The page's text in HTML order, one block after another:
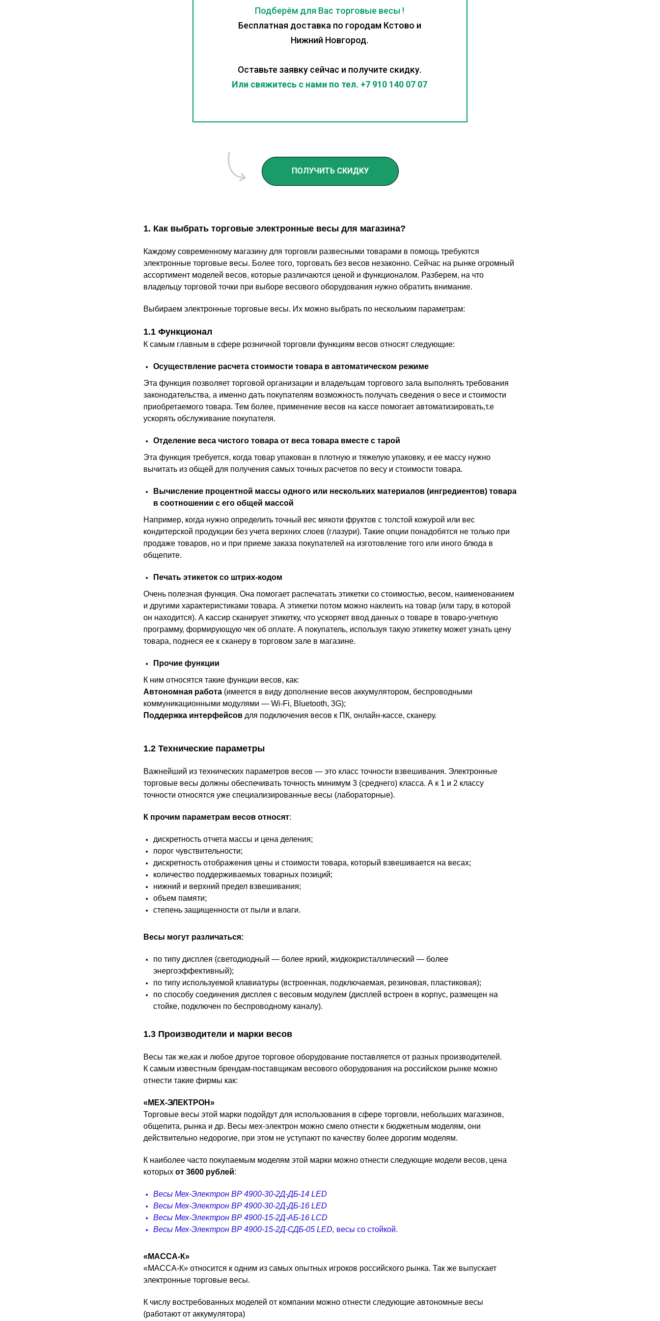
Подберём для Вас торговые весы !
Бесплатная доставка по городам Кстово и
Нижний Новгород.
Оставьте заявку сейчас и получите скидку.
Или свяжитесь с нами по тел. +7 910 140 07 07
ПОЛУЧИТЬ СКИДКУ
1. Как выбрать торговые электронные весы для магазина?
Каждому современному магазину для торговли развесными товарами в помощь требуются
электронные торговые весы. Более того, торговать без весов незаконно. Сейчас на рынке огромный
ассортимент моделей весов, которые различаются ценой и функционалом. Разберем, на что
владельцу торговой точки при выборе весового оборудования нужно обратить внимание.
Выбираем электронные торговые весы. Их можно выбрать по нескольким параметрам:
1.1 Функционал
К самым главным в сфере розничной торговли функциям весов относят следующие:
Осуществление расчета стоимости товара в автоматическом режиме
Эта функция позволяет торговой организации и владельцам торгового зала выполнять требования
законодательства, а именно дать покупателям возможность получать сведения о весе и стоимости
приобретаемого товара. Тем более, применение весов на кассе помогает автоматизировать,т.е
ускорять обслуживание покупателя.
Отделение веса чистого товара от веса товара вместе с тарой
Эта функция требуется, когда товар упакован в плотную и тяжелую упаковку, и ее массу нужно
вычитать из общей для получения самых точных расчетов по весу и стоимости товара.
Вычисление процентной массы одного или нескольких материалов (ингредиентов) товара
в соотношении с его общей массой
Например, когда нужно определить точный вес мякоти фруктов с толстой кожурой или вес
кондитерской продукции без учета верхних слоев (глазури). Такие опции понадобятся не только при
продаже товаров, но и при приеме заказа покупателей на изготовление того или иного блюда в
общепите.
Печать этикеток со штрих-кодом
Очень полезная функция. Она помогает распечатать этикетки со стоимостью, весом, наименованием
и другими характеристиками товара. А этикетки потом можно наклеить на товар (или тару, в которой
он находится). А кассир сканирует этикетку, что ускоряет ввод данных о товаре в товаро-учетную
программу, формирующую чек об оплате. А покупатель, используя такую этикетку может узнать цену
товара, поднеся ее к сканеру в торговом зале в магазине.
Прочие функции
К ним относятся такие функции весов, как:
Автономная работа (имеется в виду дополнение весов аккумулятором, беспроводными
коммуникационными модулями — Wi-Fi, Bluetooth, 3G);
Поддержка интерфейсов для подключения весов к ПК, онлайн-кассе, сканеру.
1.2 Технические параметры
Важнейший из технических параметров весов — это класс точности взвешивания. Электронные
торговые весы должны обеспечивать точность минимум 3 (среднего) класса. А к 1 и 2 классу
точности относятся уже специализированные весы (лабораторные).
К прочим параметрам весов относят:
дискретность отчета массы и цена деления;
порог чувствительности;
дискретность отображения цены и стоимости товара, который взвешивается на весах;
количество поддерживаемых товарных позиций;
нижний и верхний предел взвешивания;
объем памяти;
степень защищенности от пыли и влаги.
Весы могут различаться:
по типу дисплея (светодиодный — более яркий, жидкокристаллический — более
энергоэффективный);
по типу используемой клавиатуры (встроенная, подключаемая, резиновая, пластиковая);
по способу соединения дисплея с весовым модулем (дисплей встроен в корпус, размещен на
стойке, подключен по беспроводному каналу).
1.3 Производители и марки весов
Весы так же,как и любое другое торговое оборудование поставляется от разных производителей.
К самым известным брендам-поставщикам весового оборудования на российском рынке можно
отнести такие фирмы как:
«МЕХ-ЭЛЕКТРОН»
Торговые весы этой марки подойдут для использования в сфере торговли, небольших магазинов,
общепита, рынка и др. Весы мех-электрон можно смело отнести к бюджетным моделям, они
действительно недорогие, при этом не уступают по качеству более дорогим моделям.
К наиболее часто покупаемым моделям этой марки можно отнести следующие модели весов, цена
которых от 3600 рублей:
Весы Мех-Электрон ВР 4900-30-2Д-ДБ-14 LED
Весы Мех-Электрон ВР 4900-30-2Д-ДБ-16 LED
Весы Мех-Электрон ВР 4900-15-2Д-АБ-16 LCD
Весы Мех-Электрон ВР 4900-15-2Д-СДБ-05 LED, весы со стойкой.
«МАССА-К»
«МАССА-К» относится к одним из самых опытных игроков российского рынка. Так же выпускает
электронные торговые весы.
К числу востребованных моделей от компании можно отнести следующие автономные весы
(работают от аккумулятора)